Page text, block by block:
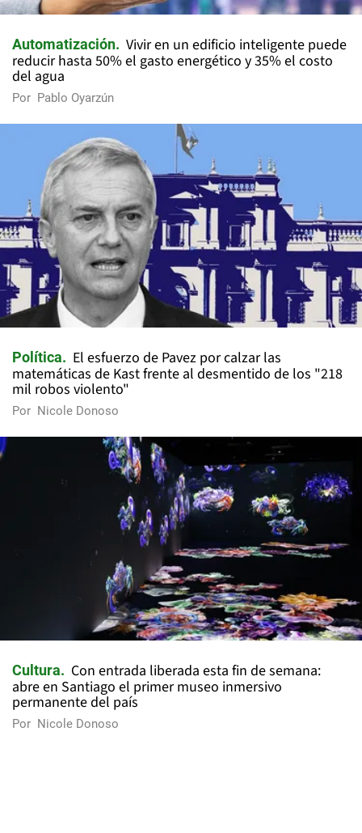
Automatización
Vivir en un edificio inteligente puede
reducir hasta 50% el gasto energético y 35% el costo
del agua
Por Pablo Oyarzún
Política
El esfuerzo de Pavez por calzar las
matemáticas de Kast frente al desmentido de los "218
mil robos violento"
Por Nicole Donoso
Cultura
Con entrada liberada esta fin de semana:
abre en Santiago el primer museo inmersivo
permanente del país
Por Nicole Donoso